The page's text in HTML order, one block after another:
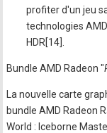
profiter d'un jeu
technologies
HDR[14].
Bundle AMD Radeon "
La nouvelle carte
bundle AMD Radeon
World : Iceborne